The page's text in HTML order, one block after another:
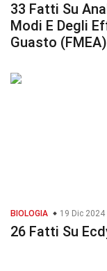
33 Fatti Su
Modi E Degli
Guasto (FMEA)
BIOLOGIA 19 Dic 2024
26 Fatti Su